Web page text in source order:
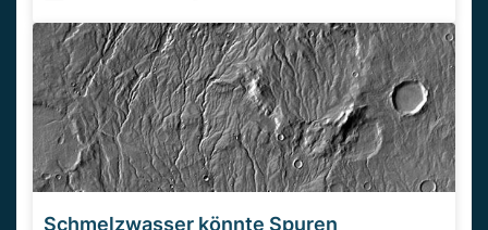
Schmelzwasser könnte Spuren